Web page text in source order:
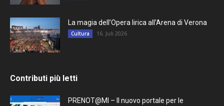
La magia dell’Opera lirica all’Arena di Verona
Cultura 16. Juli 2026
Contributi più letti
PRENOT@MI – Il nuovo portale per le